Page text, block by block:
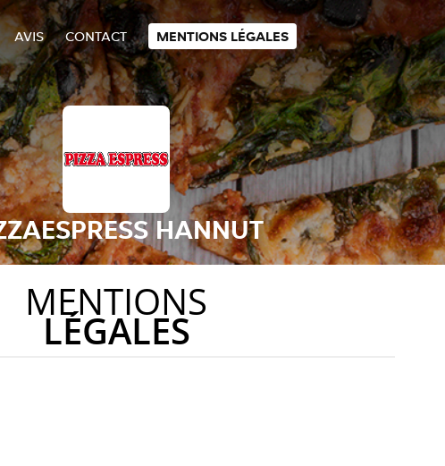
AVIS CONTACT MENTIONS LÉGALES
HANNUT
MENTIONS
LÉGALES